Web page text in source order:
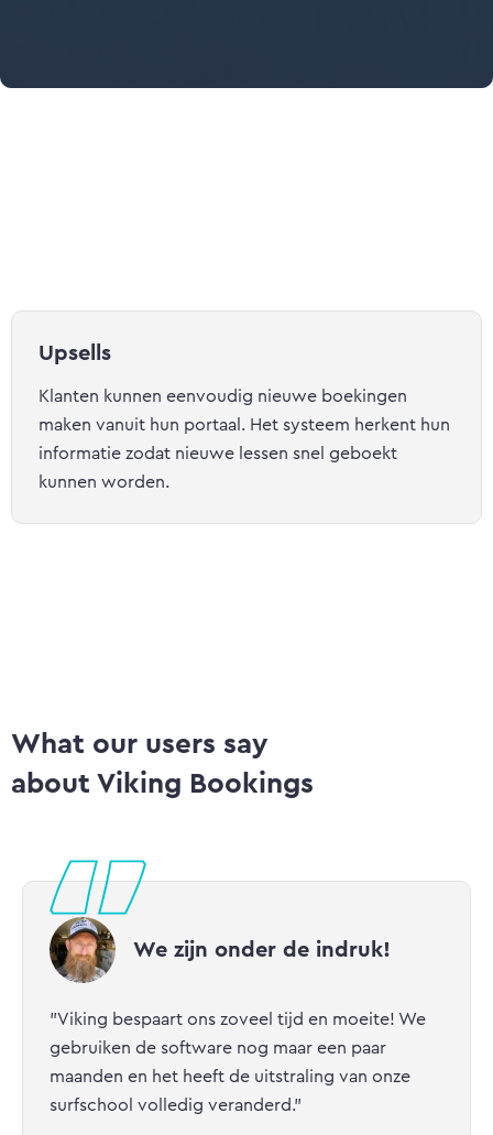
Upsells
Klanten kunnen eenvoudig nieuwe boekingen
maken vanuit hun portaal. Het systeem herkent hun
informatie zodat nieuwe lessen snel geboekt
kunnen worden.
What our users say
about Viking Bookings
We zijn onder de indruk!
"Viking bespaart ons zoveel tijd en moeite! We
gebruiken de software nog maar een paar
maanden en het heeft de uitstraling van onze
surfschool volledig veranderd."